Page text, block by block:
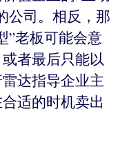
公司。相反，那
”老板可能会意
者最后只能以
达指导企业主
适的时机卖出